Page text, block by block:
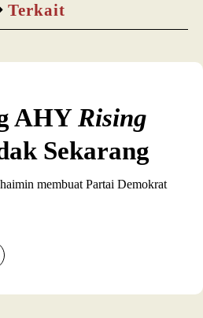
Terkait
AHYRising
Sekarang
membuat Partai Demokrat